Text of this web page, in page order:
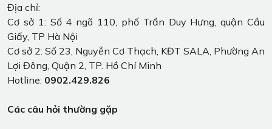
Địa chỉ:
Cơ sở 1: Số 4 ngõ 110, phố Trần Duy Hưng, quận Cầu
Giấy, TP Hà Nội
Cơ sở 2: Số 23, Nguyễn Cơ Thạch, KĐT SALA, Phường An
Lợi Đông, Quận 2, TP. Hồ Chí Minh
Hotline: 0902.429.826
Các câu hỏi thường gặp